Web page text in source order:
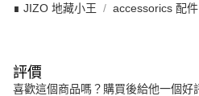
∎ JIZO 地藏小王 accessorics 配件
評價
喜歡這個商品嗎？購買後給他一個好